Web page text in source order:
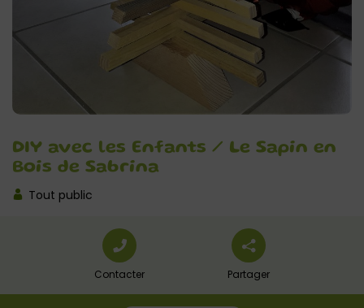
DIY avec les Enfants / Le Sapin en
Bois de Sabrina
Tout public
Contacter Partager